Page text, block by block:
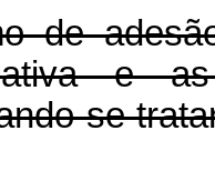
de
e
se